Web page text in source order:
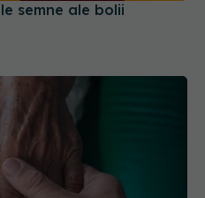
semne ale bolii